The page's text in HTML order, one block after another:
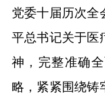
党委十届历次全
平总书记关于医
神，完整准确
略，紧紧围绕铸